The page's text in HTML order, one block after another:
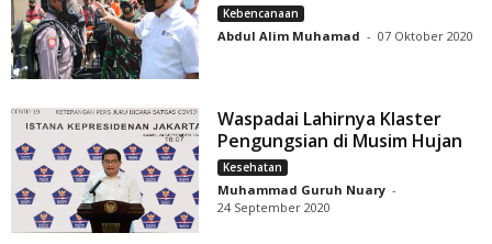
Kebencanaan
Abdul Alim Muhamad - 07 Oktober 2020
Waspadai Lahirnya Klaster
Pengungsian di Musim Hujan
Kesehatan
Muhammad Guruh Nuary -
24 September 2020